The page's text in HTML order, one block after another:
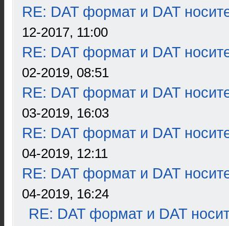
RE: DAT формат и DAT
12-2017, 11:00
RE: DAT формат и DAT
02-2019, 08:51
RE: DAT формат и DAT
03-2019, 16:03
RE: DAT формат и DAT
04-2019, 12:11
RE: DAT формат и DAT
04-2019, 16:24
RE: DAT формат и DAT